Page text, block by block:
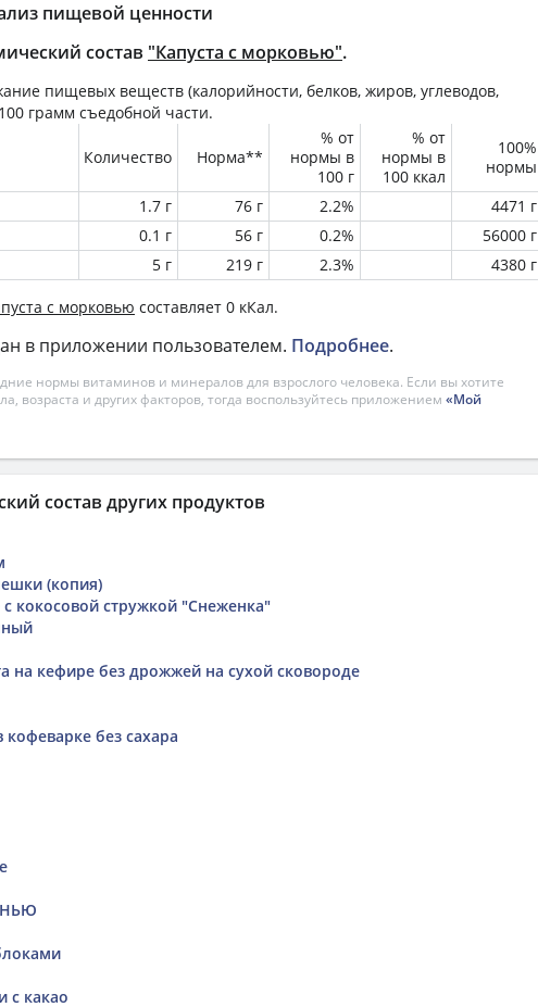
пищевой ценности
состав "Капуста с морковью".
пищевых веществ (калорийности, белков, жиров, углеводов,
100 грамм съедобной части.
Количество Норма**
% от
нормы в
100 г
% от
нормы в
100 ккал
100%
нормы
1.7 г 76 г 2.2%
4471 г
0.1 г 56 г 0.2%
56000 г
5 г 219 г 2.3% 4380 г
с морковью составляет 0 кКал.
в приложении пользователем. Подробнее.
нормы витаминов и минералов для взрослого человека. Если вы хотите
возраста и других факторов, тогда воспользуйтесь приложением «Мой
состав других продуктов
(копия)
кокосовой стружкой "Снеженка"
на кефире без дрожжей на сухой сковороде
без сахара
с какао